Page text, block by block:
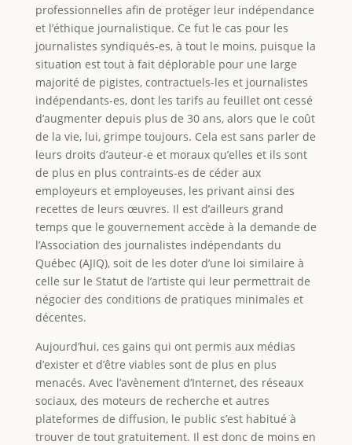
professionnelles afin de protéger leur indépendance
et l’éthique journalistique. Ce fut le cas pour les
journalistes syndiqués-es, à tout le moins, puisque la
situation est tout à fait déplorable pour une large
majorité de pigistes, contractuels-les et journalistes
indépendants-es, dont les tarifs au feuillet ont cessé
d’augmenter depuis plus de 30 ans, alors que le coût
de la vie, lui, grimpe toujours. Cela est sans parler de
leurs droits d’auteur-e et moraux qu’elles et ils sont
de plus en plus contraints-es de céder aux
employeurs et employeuses, les privant ainsi des
recettes de leurs œuvres. Il est d’ailleurs grand
temps que le gouvernement accède à la demande de
l’Association des journalistes indépendants du
Québec (AJIQ), soit de les doter d’une loi similaire à
celle sur le Statut de l’artiste qui leur permettrait de
négocier des conditions de pratiques minimales et
décentes.
Aujourd’hui, ces gains qui ont permis aux médias
d’exister et d’être viables sont de plus en plus
menacés. Avec l’avènement d’Internet, des réseaux
sociaux, des moteurs de recherche et autres
plateformes de diffusion, le public s’est habitué à
trouver de tout gratuitement. Il est donc de moins en